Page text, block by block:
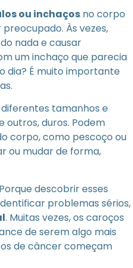
ou inchaços no corpo
Às vezes,
nada e causar
um inchaço que parecia
dia? É muito importante
tamanhos e
outros, duros. Podem
corpo, como pescoço ou
ou mudar de forma,
descobrir esses
problemas sérios,
. Muitas vezes, os caroços
de serem algo mais
de câncer começam